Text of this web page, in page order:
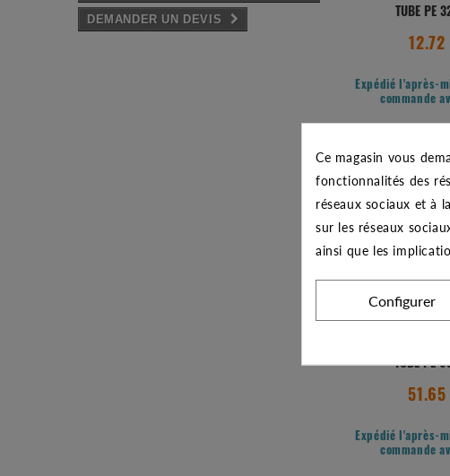
DEMANDER UN DEVIS
TUBE PE
12.72
Expédié l'après-
commande
TUBE PE
51.65
Expédié l'après-
commande
Ce magasin vous
fonctionnalités des
réseaux sociaux et à
sur les réseaux
ainsi que les
Configurer